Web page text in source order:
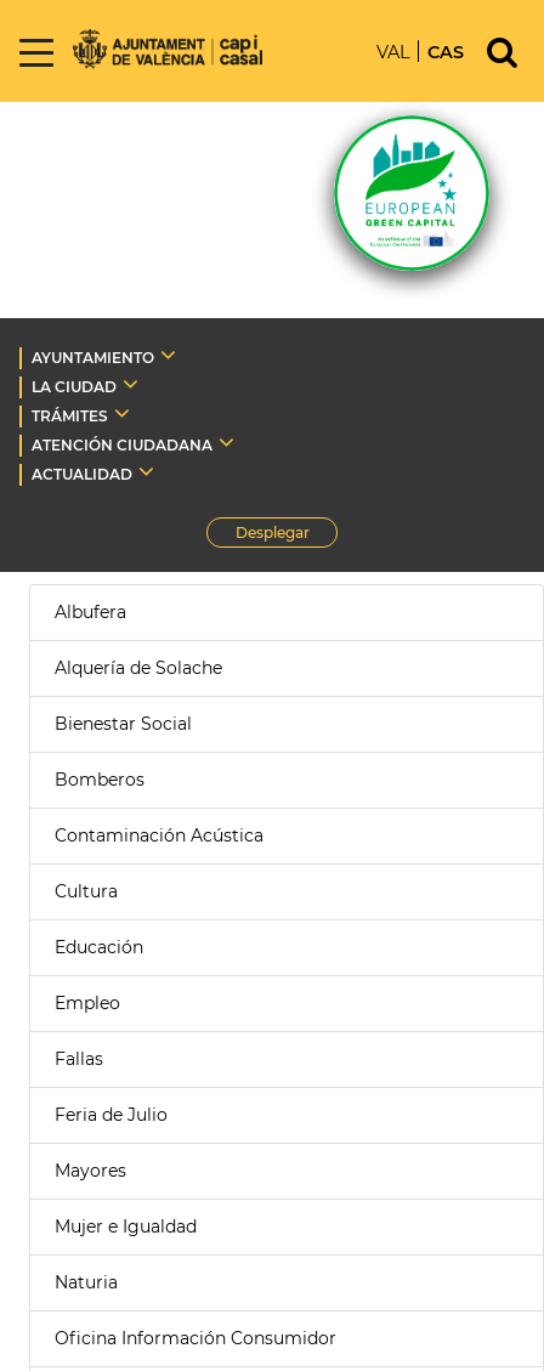
VAL CAS
AYUNTAMIENTO
LA CIUDAD
TRÁMITES
ATENCIÓN CIUDADANA
ACTUALIDAD
Desplegar
Albufera
Alquería de Solache
Bienestar Social
Bomberos
Contaminación Acústica
Cultura
Educación
Empleo
Fallas
Feria de Julio
Mayores
Mujer e Igualdad
Naturia
Oficina Información Consumidor